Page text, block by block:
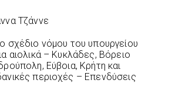
Τζάννε
σχέδιο νόμου του υπουργείου
αιολικά – Κυκλάδες, Βόρειο
Εύβοια, Κρήτη και
περιοχές – Επενδύσεις